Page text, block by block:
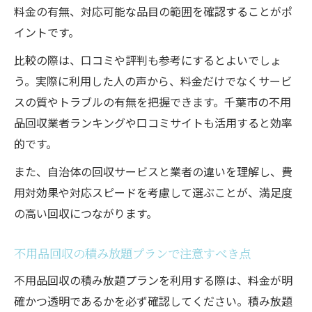
料金の有無、対応可能な品目の範囲を確認することがポ
イントです。
比較の際は、口コミや評判も参考にするとよいでしょ
う。実際に利用した人の声から、料金だけでなくサービ
スの質やトラブルの有無を把握できます。千葉市の不用
品回収業者ランキングや口コミサイトも活用すると効率
的です。
また、自治体の回収サービスと業者の違いを理解し、費
用対効果や対応スピードを考慮して選ぶことが、満足度
の高い回収につながります。
不用品回収の積み放題プランで注意すべき点
不用品回収の積み放題プランを利用する際は、料金が明
確かつ透明であるかを必ず確認してください。積み放題